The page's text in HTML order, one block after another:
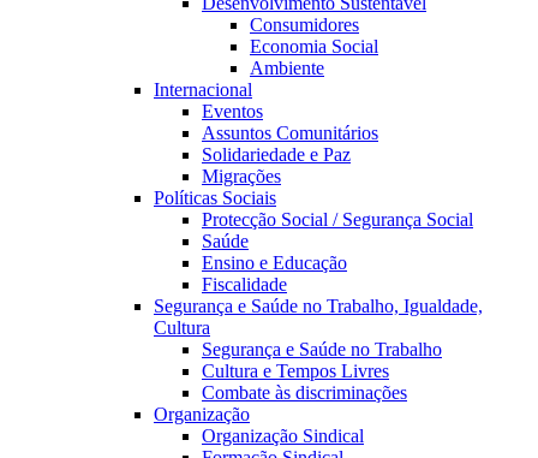
Consumidores
Economia Social
Ambiente
Internacional
Eventos
Assuntos Comunitários
Solidariedade e Paz
Migrações
Políticas Sociais
Protecção Social / Segurança Social
Saúde
Ensino e Educação
Fiscalidade
Segurança e Saúde no Trabalho, Igualdade,
Cultura
Segurança e Saúde no Trabalho
Cultura e Tempos Livres
Combate às discriminações
Organização
Organização Sindical